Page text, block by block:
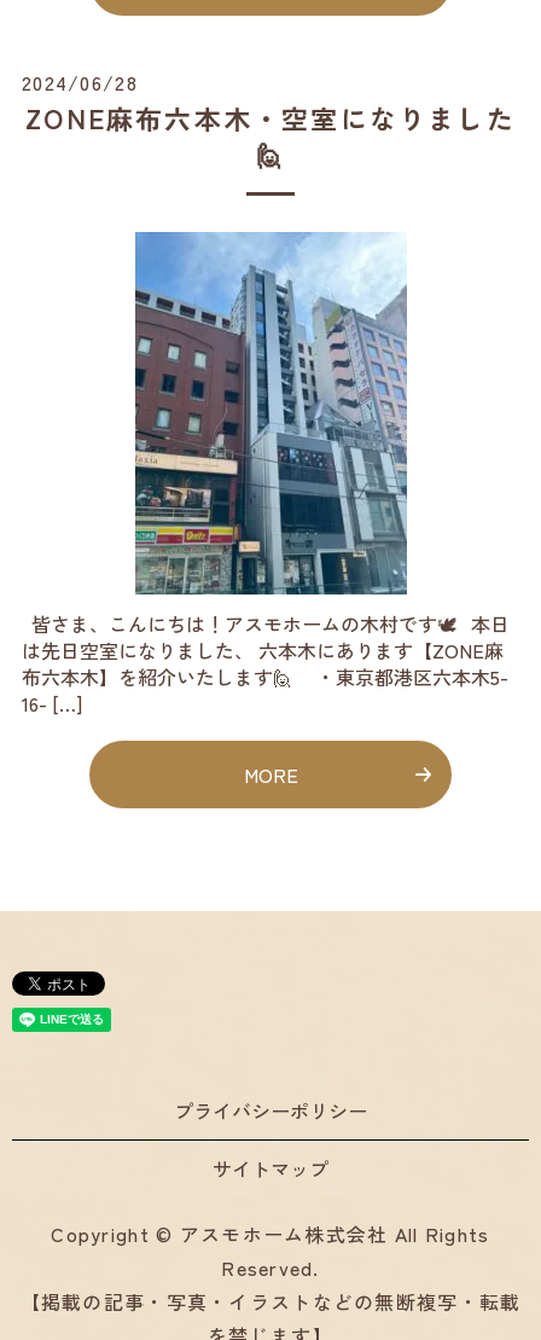
2024/06/28
ZONE麻布六本木・空室になりました
🙋
皆さま、こんにちは！アスモホームの木村です🕊️ 本日
は先日空室になりました、 六本木にあります【ZONE麻
布六本木】を紹介いたします🙋 ・東京都港区六本木5-
16- […]
MORE
プライバシーポリシー
サイトマップ
Copyright © アスモホーム株式会社 All Rights
Reserved.
【掲載の記事・写真・イラストなどの無断複写・転載